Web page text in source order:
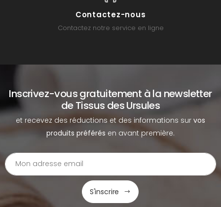
Contactez-nous
Contactez notre service en ligne
Inscrivez-vous gratuitement à la newsletter
de Tissus des Ursules
et recevez des réductions et des informations sur vos
produits préférés en avant première.
S'inscrire